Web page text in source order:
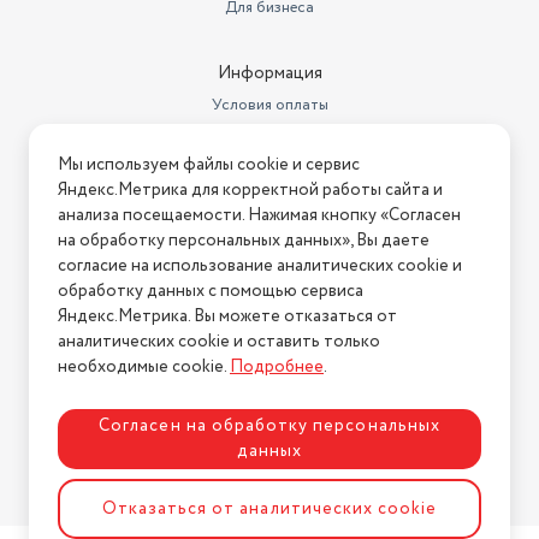
Комплектация
фен; упаковка; документация
Цвет товара
сиреневый
Количество насадок
1
Бренд
Scarlett
Длина товара в упаковке, в
метрах
0.1
Ширина товара в упаковке, в
0.11
Высота товара в упаковке, в
0.17
Для бизнеса
Информация
Условия оплаты
Условия возврата
Нашли ошибку на сайте? Напишите нам
2026 © Интернет-магазин "АстМаркет". У нас есть всё!
Политика конфиденциальности
Разработка сайтаASTDESIGN
Мы используем файлы cookie и сервис
Яндекс.Метрика для корректной работы сайта и
анализа посещаемости. Нажимая кнопку «Согласен
на обработку персональных данных», Вы даете
согласие на использование аналитических cookie и
обработку данных с помощью сервиса
Яндекс.Метрика. Вы можете отказаться от
аналитических cookie и оставить только
необходимые cookie.Подробнее.
Согласен на обработку персональных
данных
Отказаться от аналитических cookie